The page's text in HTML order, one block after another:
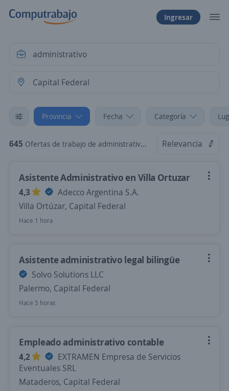
Ingresar
Provincia Fecha Categoría
645 Ofertas de trabajo de administrativo en Capital Federal Relevancia
Asistente Administrativo en Villa Ortuzar
4,3
Adecco Argentina S.A.
Villa Ortúzar, Capital Federal
Hace 1 hora
Asistente administrativo legal bilingüe
Solvo Solutions LLC
Palermo, Capital Federal
Hace 5 horas
Empleado administrativo contable
4,2
EXTRAMEN Empresa de Servicios
Eventuales SRL
Mataderos, Capital Federal